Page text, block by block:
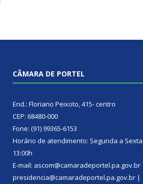
CÂMARA DE PORTEL
End.: Floriano Peixoto, 415- centro
CEP: 68480-000
Fone: (91) 99365-6153
Horário de atendimento: Segunda a
13:00h
E-mail: ascom@camaradeportel.pa.gov.br
presidencia@camaradeportel.pa.gov.br |